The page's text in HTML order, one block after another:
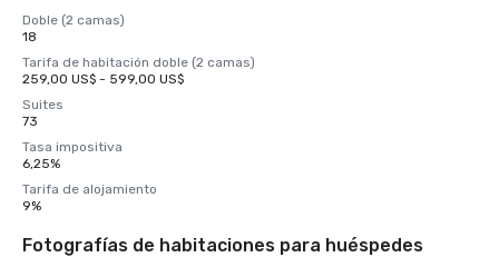
Doble (2 camas)
18
Tarifa de habitación doble (2 camas)
259,00 US$ - 599,00 US$
Suites
73
Tasa impositiva
6,25%
Tarifa de alojamiento
9%
Fotografías de habitaciones para huéspedes